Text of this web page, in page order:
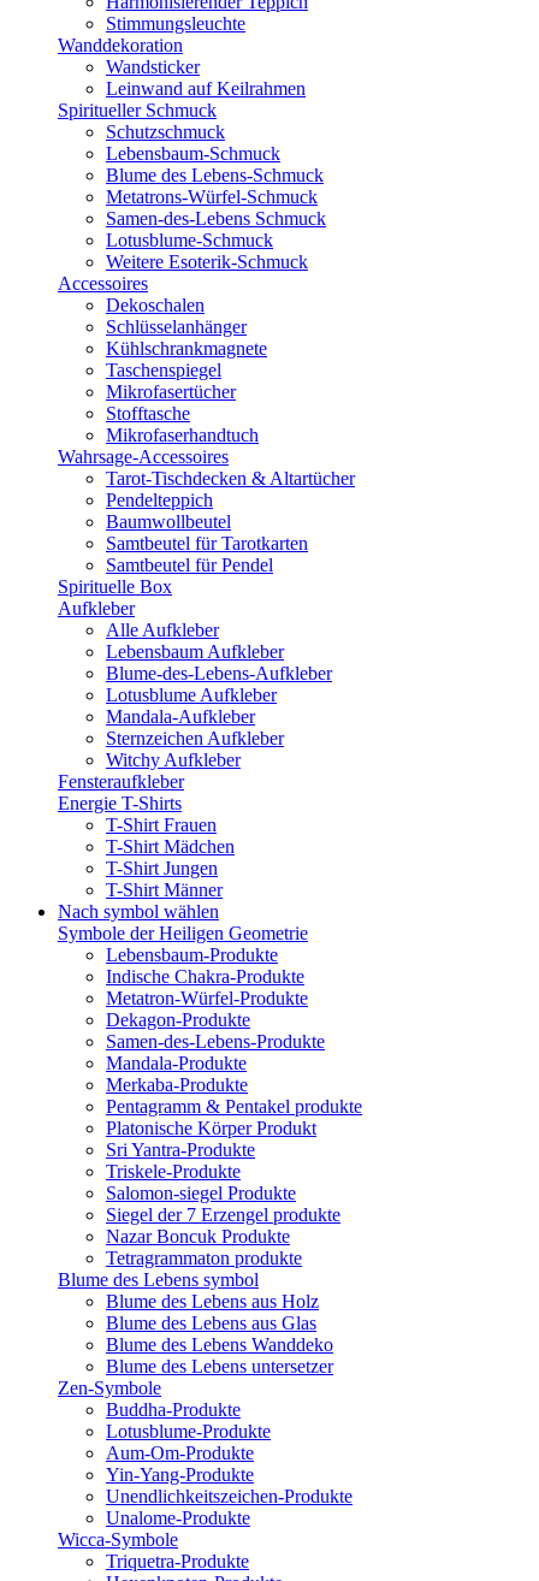
Stimmungsleuchte
Wanddekoration
Wandsticker
Leinwand auf Keilrahmen
Spiritueller Schmuck
Schutzschmuck
Lebensbaum-Schmuck
Blume des Lebens-Schmuck
Metatrons-Würfel-Schmuck
Samen-des-Lebens Schmuck
Lotusblume-Schmuck
Weitere Esoterik-Schmuck
Accessoires
Dekoschalen
Schlüsselanhänger
Kühlschrankmagnete
Taschenspiegel
Mikrofasertücher
Stofftasche
Mikrofaserhandtuch
Wahrsage-Accessoires
Tarot-Tischdecken & Altartücher
Pendelteppich
Baumwollbeutel
Samtbeutel für Tarotkarten
Samtbeutel für Pendel
Spirituelle Box
Aufkleber
Alle Aufkleber
Lebensbaum Aufkleber
Blume-des-Lebens-Aufkleber
Lotusblume Aufkleber
Mandala-Aufkleber
Sternzeichen Aufkleber
Witchy Aufkleber
Fensteraufkleber
Energie T-Shirts
T-Shirt Frauen
T-Shirt Mädchen
T-Shirt Jungen
T-Shirt Männer
Nach symbol wählen
Symbole der Heiligen Geometrie
Lebensbaum-Produkte
Indische Chakra-Produkte
Metatron-Würfel-Produkte
Dekagon-Produkte
Samen-des-Lebens-Produkte
Mandala-Produkte
Merkaba-Produkte
Pentagramm & Pentakel produkte
Platonische Körper Produkt
Sri Yantra-Produkte
Triskele-Produkte
Salomon-siegel Produkte
Siegel der 7 Erzengel produkte
Nazar Boncuk Produkte
Tetragrammaton produkte
Blume des Lebens symbol​
Blume des Lebens aus Holz
Blume des Lebens aus Glas
Blume des Lebens Wanddeko
Blume des Lebens untersetzer
Zen-Symbole
Buddha-Produkte
Lotusblume-Produkte
Aum-Om-Produkte
Yin-Yang-Produkte
Unendlichkeitszeichen-Produkte
Unalome-Produkte
Wicca-Symbole
Triquetra-Produkte